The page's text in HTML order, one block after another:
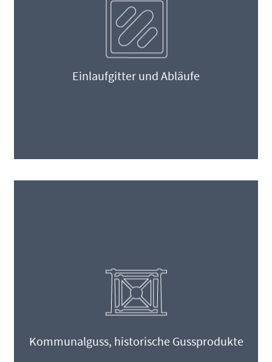
Einlaufgitter und Abläufe
Kommunalguss, historische Gussprodukte